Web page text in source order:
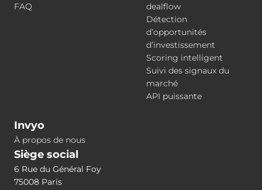
FAQ
dealflow
Détection
d’opportunités
d’investissement
Scoring intelligent
Suivi des signaux du
marché
API puissante
Invyo
À propos de nous
Siège social
6 Rue du Général Foy
75008 Paris